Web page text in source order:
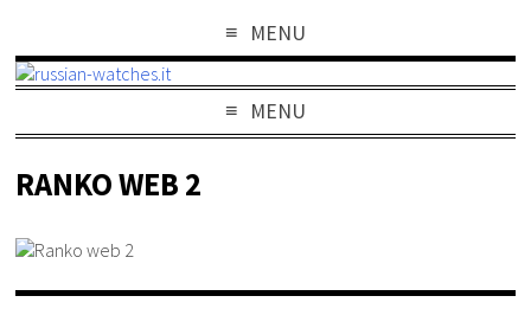
MENU
MENU
RANKO WEB 2